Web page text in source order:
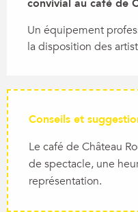
convivial au café de
Un équipement
la disposition des
Conseils et
Le café de Château
de spectacle, une
représentation.